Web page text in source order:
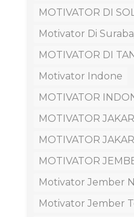
MOTIVATOR DI
Motivator Di
MOTIVATOR DI
Motivator Indone
MOTIVATOR
MOTIVATOR
MOTIVATOR
MOTIVATOR
Motivator Jember
Motivator Jember